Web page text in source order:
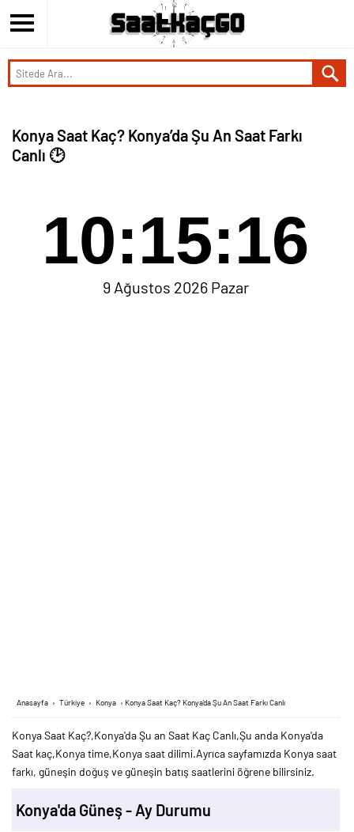
Konya Saat Kaç? Konya’da Şu An Saat Farkı
Canlı 🕑
10:15:17
9 Ağustos 2026 Pazar
Anasayfa › Türkiye › Konya › Konya Saat Kaç? Konya’da Şu An Saat Farkı Canlı
Konya Saat Kaç?,Konya'da Şu an Saat Kaç Canlı,Şu anda Konya'da
Saat kaç,Konya time,Konya saat dilimi.Ayrıca sayfamızda Konya saat
farkı, güneşin doğuş ve güneşin batış saatlerini öğrene bilirsiniz.
Konya'da Güneş - Ay Durumu